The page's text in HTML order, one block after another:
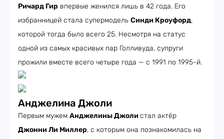
Ричард Гир впервые женился лишь в 42 года. Его
избранницей стала супермодель Синди Кроуфорд,
которой тогда было всего 25. Несмотря на статус
одной из самых красивых пар Голливуда, супруги
прожили вместе всего четыре года — с 1991 по 1995-й.
Анджелина Джоли
Первым мужем Анджелины Джоли стал актёр
Джонни Ли Миллер, с которым она познакомилась на